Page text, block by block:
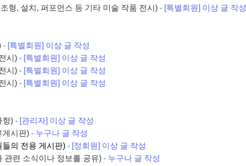
형, 설치, 퍼포먼스 등 기타 미술 작품 전시) - [특별회원] 이상 글 작성
- [특별회원] 이상 글 작성
시) - [특별회원] 이상 글 작성
시) - [특별회원] 이상 글 작성
시) - [특별회원] 이상 글 작성
항) - [관리자] 이상 글 작성
게시판) - 누구나 글 작성
들의 전용 게시판) - [정회원] 이상 글 작성
관련 소식이나 정보를 공유) - 누구나 글 작성